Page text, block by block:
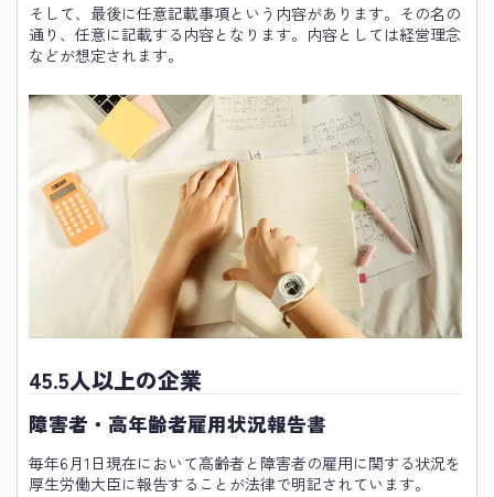
そして、最後に任意記載事項という内容があります。その名の
通り、任意に記載する内容となります。内容としては経営理念
などが想定されます。
45.5人以上の企業
障害者・高年齢者雇用状況報告書
毎年6月1日現在において高齢者と障害者の雇用に関する状況を
厚生労働大臣に報告することが法律で明記されています。